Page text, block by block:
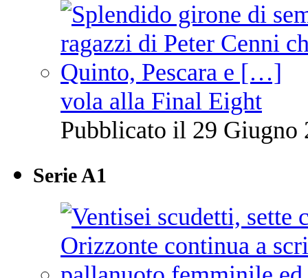
vola alla Final Eight
Pubblicato il 29 Giugno
Serie A1